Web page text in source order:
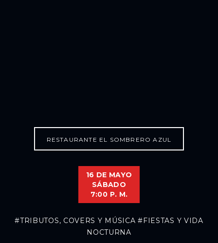
RESTAURANTE EL SOMBRERO AZUL
16 DE MAYO
SÁBADO
7:00 P. M.
#TRIBUTOS, COVERS Y MÚSICA #FIESTAS Y VIDA
NOCTURNA